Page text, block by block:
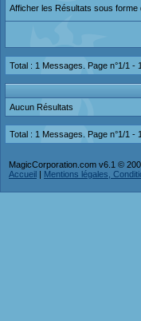
Afficher les Résultats sous forme
Total : 1 Messages. Page n°1/1 - 1
Aucun Résultats
Total : 1 Messages. Page n°1/1 - 1
MagicCorporation.com v6.1 ©
Accueil | Mentions légales,